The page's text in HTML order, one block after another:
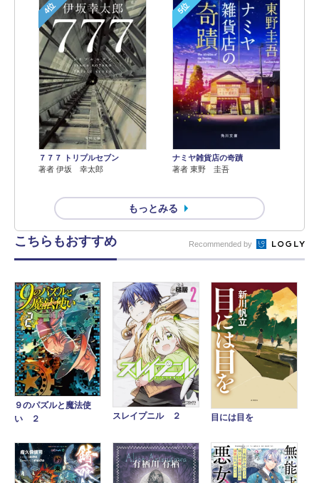
4位
７７７ トリプルセブン
著者 伊坂 幸太郎
5位
ナミヤ雑貨店の奇蹟
著者 東野 圭吾
もっとみる
こちらもおすすめ Recommended by
９のパズルと魔法使
い ２
スレイプニル ２ 目には目を